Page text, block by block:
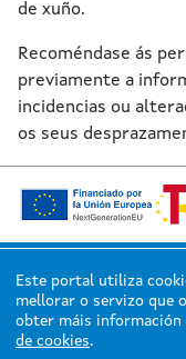
de xuño.
Recoméndase ás
previamente a
incidencias ou
os seus
© Xunta de Galicia.
de Galicia.
Atención á cidadanía
Este portal utiliza
mellorar o servizo que
obter máis información
de cookies.